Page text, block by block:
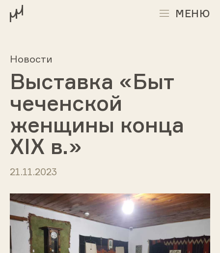
МЕНЮ
Новости
Выставка «Быт
чеченской
женщины конца
XIX в.»
21.11.2023